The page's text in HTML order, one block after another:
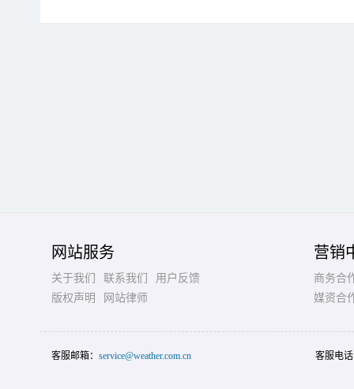
网站服务
关于我们 联系我们
用户反馈
版权声明
网站律师
营销
商务合
媒资合
客服邮箱： service@weather.com.cn 客服电